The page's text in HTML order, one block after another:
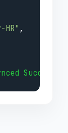
HR" ,